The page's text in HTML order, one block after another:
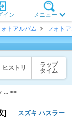
メニュー
イン
ォトアルバム フォト
ヒストリ
ラップ
タイム
... >>
] スズキ ハスラー